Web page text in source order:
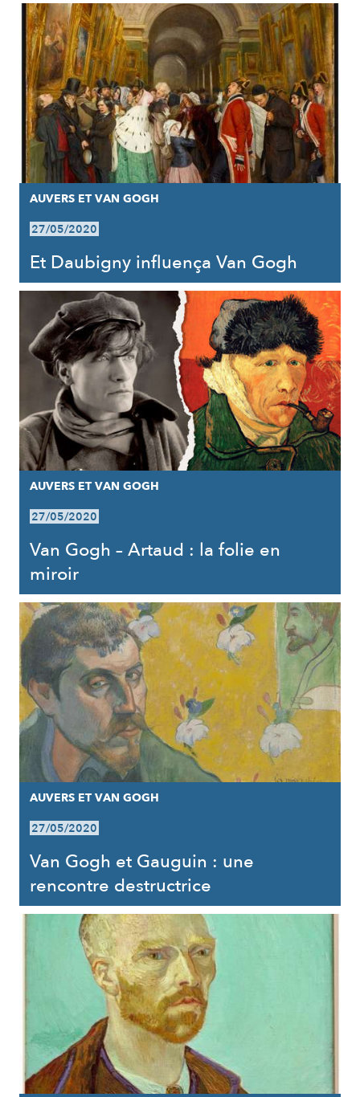
AUVERS ET VAN GOGH
27/05/2020
Et Daubigny influença Van Gogh
AUVERS ET VAN GOGH
27/05/2020
Van Gogh – Artaud : la folie en
miroir
AUVERS ET VAN GOGH
27/05/2020
Van Gogh et Gauguin : une
rencontre destructrice